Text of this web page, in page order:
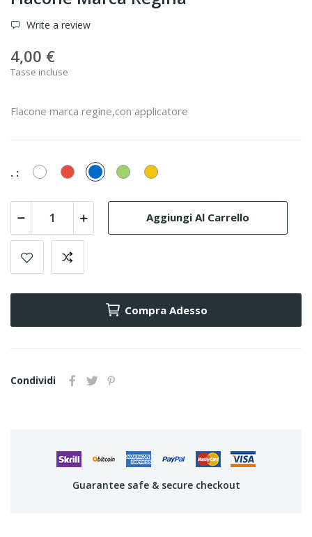
Write a review
4,00 €
Tasse incluse
Flacone marca regine,con applicatore
. : BiancoRossoAzzurroVerdeGiallo
Aggiungi Al Carrello
Compra Adesso
Condividi
Guarantee safe & secure checkout